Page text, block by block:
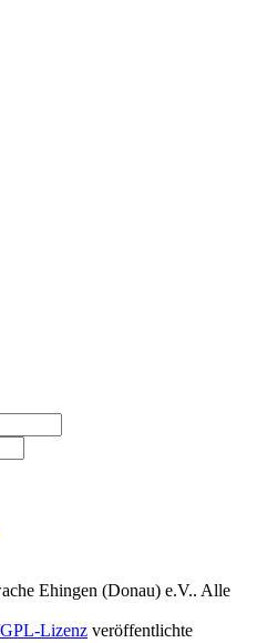
Ehingen (Donau) e.V.. Alle
Lizenz veröffentlichte